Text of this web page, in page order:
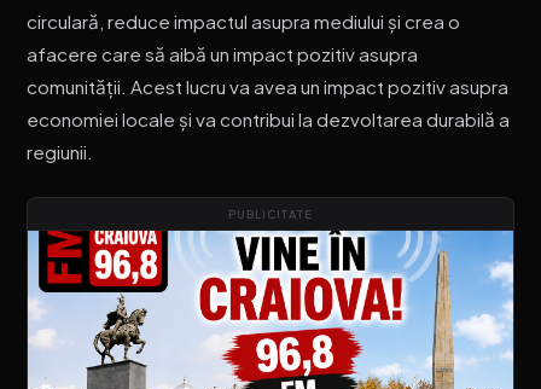
circulară, reduce impactul asupra mediului și crea o
afacere care să aibă un impact pozitiv asupra
comunității. Acest lucru va avea un impact pozitiv asupra
economiei locale și va contribui la dezvoltarea durabilă a
regiunii.
PUBLICITATE